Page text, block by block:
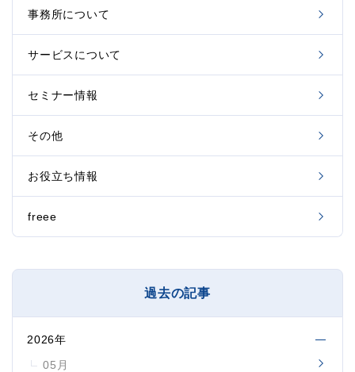
事務所について
サービスについて
セミナー情報
その他
お役立ち情報
freee
過去の記事
2026年
05月